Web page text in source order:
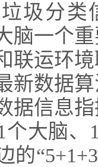
圾分类
脑一个
联运环
新数据
据信息
大脑
的